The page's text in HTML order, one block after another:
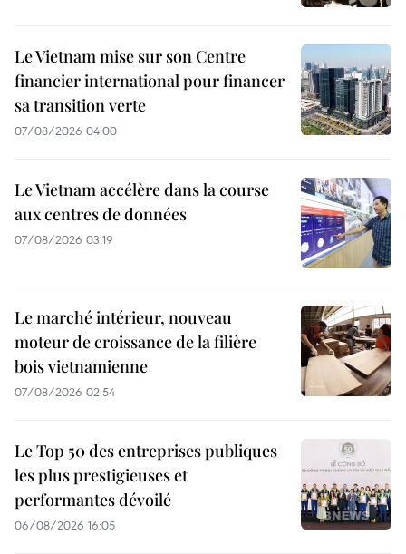
Le Vietnam mise sur son Centre
financier international pour financer
sa transition verte
07/08/2026 04:00
Le Vietnam accélère dans la course
aux centres de données
07/08/2026 03:19
Le marché intérieur, nouveau
moteur de croissance de la filière
bois vietnamienne
07/08/2026 02:54
Le Top 50 des entreprises publiques
les plus prestigieuses et
performantes dévoilé
06/08/2026 16:05